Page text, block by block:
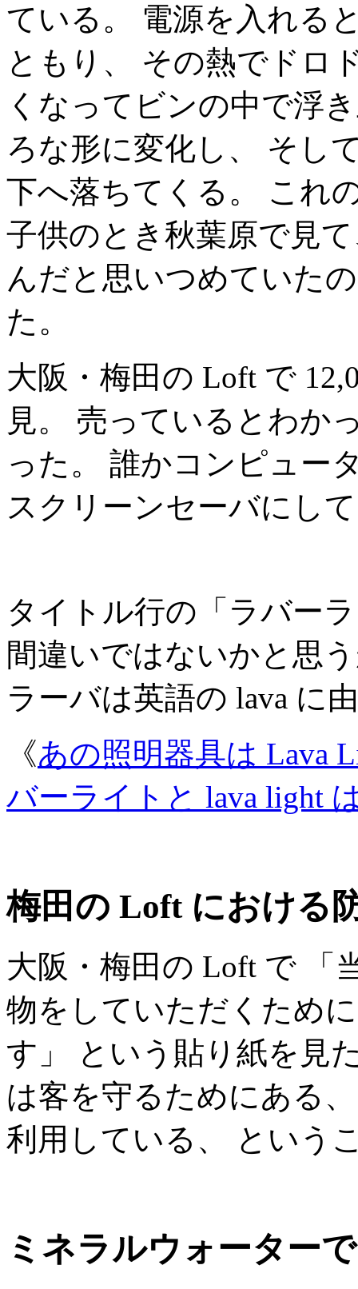
ている。 電源を入れる
ともり、 その熱でドロ
くなってビンの中で浮
ろな形に変化し、 そし
下へ落ちてくる。 これ
子供のとき秋葉原で見
んだと思いつめていた
た。
大阪・梅田の Loft で
見。 売っているとわか
った。 誰かコンピュー
スクリーンセーバにし
タイトル行の「ラバー
間違いではないかと思
ラーバは英語の lava に
《あの照明器具は Lava
バーライトと lava light
梅田の Loft における
大阪・梅田の Loft で 「
物をしていただくため
す」 という貼り紙を見
は客を守るためにある
利用している、 という
ミネラルウォーター